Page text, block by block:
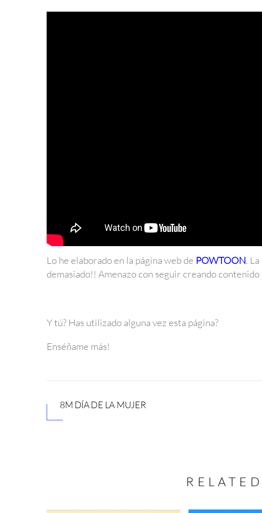
Lo he elaborado en la página web de POWTOON.
demasiado!! Amenazo con seguir creando
Y tú? Has utilizado alguna vez esta página?
Enséñame más!
8M DÍA DE LA MUJER